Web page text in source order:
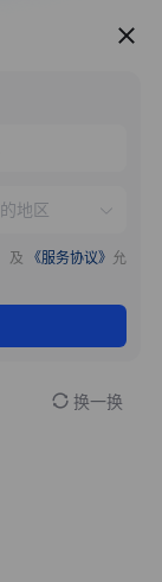
服务推荐
及 《服务协议》 允
换一换